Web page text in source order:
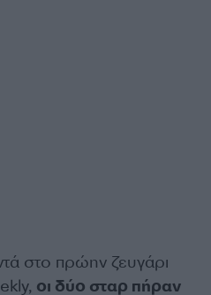
στο πρώην ζευγάρι
οι δύο σταρ πήραν